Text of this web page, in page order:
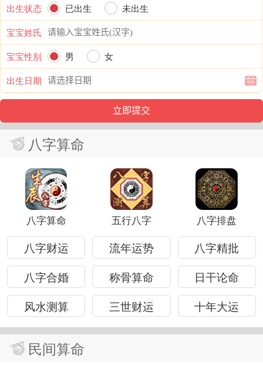
出生状态 已出生
未出生
宝宝姓氏
宝宝性别
男
女
出生日期
八字算命
八字算命 五行八字 八字排盘
八字财运 流年运势
八字精批
八字合婚
称骨算命
日干论命
风水测算
三世财运 十年大运
民间算命